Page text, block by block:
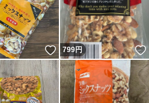
いいね！
799円